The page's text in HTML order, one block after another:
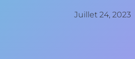
Juillet 24, 2023